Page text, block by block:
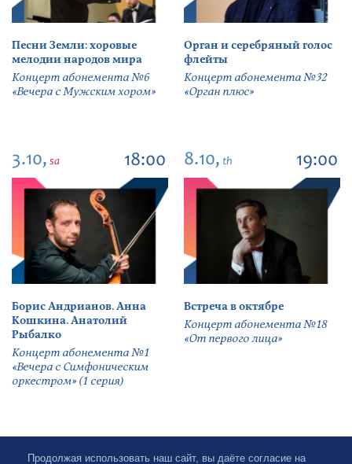
Песни Земли: хоровые
мелодии народов мира
Концерт абонемента №6
«Вечера с Мужским хором»
Орган и серебряный голос
флейты
Концерт абонемента №32
«Орган плюс»
3.10, sa 18:00
Борис Андрианов. Анна
Кошкина. Анатолий
Рыбалко
Концерт абонемента №1
«Вечера с Симфоническим
оркестром» (1 серия)
8.10, th 19:00
Встреча в октябре
Концерт абонемента №18
«От первого лица»
Продолжая использовать наш сайт, вы даёте согласие на